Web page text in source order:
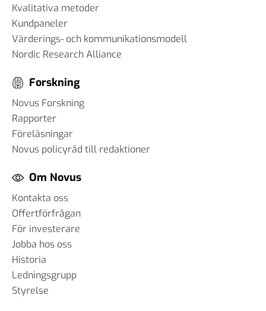
Kvalitativa metoder
Kundpaneler
Värderings- och kommunikationsmodell
Nordic Research Alliance
Forskning
Novus Forskning
Rapporter
Föreläsningar
Novus policyråd till redaktioner
Om Novus
Kontakta oss
Offertförfrågan
För investerare
Jobba hos oss
Historia
Ledningsgrupp
Styrelse